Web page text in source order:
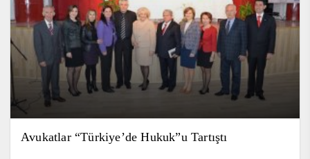
Avukatlar “Türkiye’de Hukuk”u Tartıştı